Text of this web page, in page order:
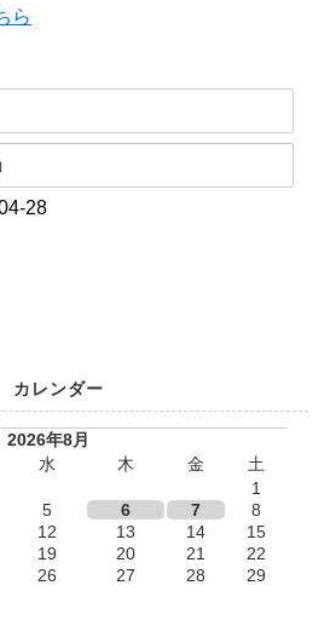
ら
28
カレンダー
2026年8月
水 木 金
土
1
5 6 7
8
12 13 14
15
19 20 21
22
26 27 28
29